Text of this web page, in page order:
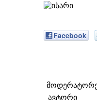
Facebook
ავტორი